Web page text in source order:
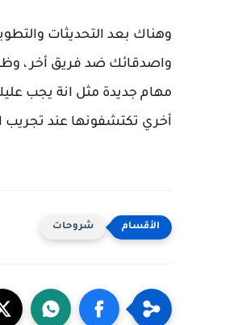
وهناك بعد التحديثات
واصدقائك ضد فريق أخر ،
مهام جديدة مثل انة يجب
أخري تكتشفونها عند تجريب
شروحات